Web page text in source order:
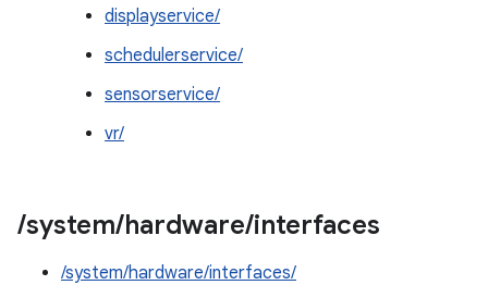
displayservice/
schedulerservice/
sensorservice/
vr/
/system/hardware/interfaces
/system/hardware/interfaces/